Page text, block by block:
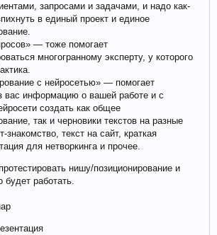
запросами и задачами, и надо как-
в единый проект и единое
— тоже помогает
многогранному эксперту, у которого
с нейросетью» — помогает
вас информацию о вашей работе и с
создать как общее
так и черновики текстов на разные
знакомство, текст на сайт, краткая
для нетворкинга и прочее.
нишу/позиционирование и
будет работать.